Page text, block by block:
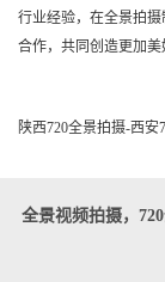
行业经验，在全景拍
合作，共同创造更加美
陕西720全景拍摄-西
全景视频拍摄，